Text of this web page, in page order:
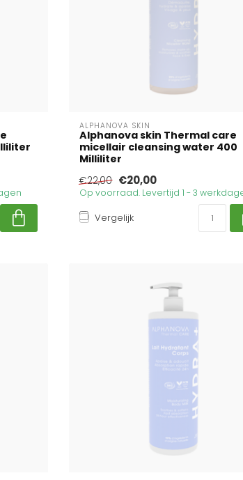
ALPHANOVA SKIN
Alphanova skin Thermal care
micellair cleansing water 400
Milliliter
€22,00 €20,00
Op voorraad. Levertijd 1 - 3
Vergelijk